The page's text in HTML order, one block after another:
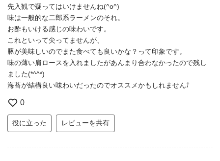
先入観で疑ってはいけませんね(^o^)
味は一般的な二郎系ラーメンのそれ。
お酢もいける感じの味わいです。
これといって尖ってませんが、
豚が美味しいのでまた食べても良いかな？って印象です。
味の薄い肩ロースを入れましたがあんまり合わなかったので残し
ました(*^^*)
海苔が結構良い味わいだったのでオススメかもしれませんﾅ
0
役に立った レビューを共有